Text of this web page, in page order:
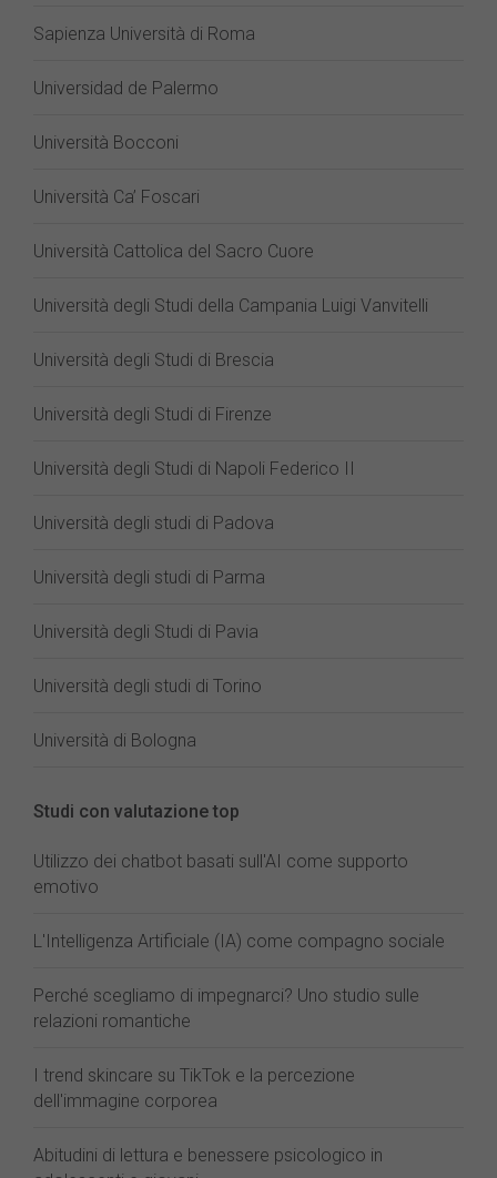
Sapienza Università di Roma
Universidad de Palermo
Università Bocconi
Università Ca’ Foscari
Università Cattolica del Sacro Cuore
Università degli Studi della Campania Luigi Vanvitelli
Università degli Studi di Brescia
Università degli Studi di Firenze
Università degli Studi di Napoli Federico II
Università degli studi di Padova
Università degli studi di Parma
Università degli Studi di Pavia
Università degli studi di Torino
Università di Bologna
Studi con valutazione top
Utilizzo dei chatbot basati sull'AI come supporto
emotivo
L'Intelligenza Artificiale (IA) come compagno sociale
Perché scegliamo di impegnarci? Uno studio sulle
relazioni romantiche
I trend skincare su TikTok e la percezione
dell'immagine corporea
Abitudini di lettura e benessere psicologico in